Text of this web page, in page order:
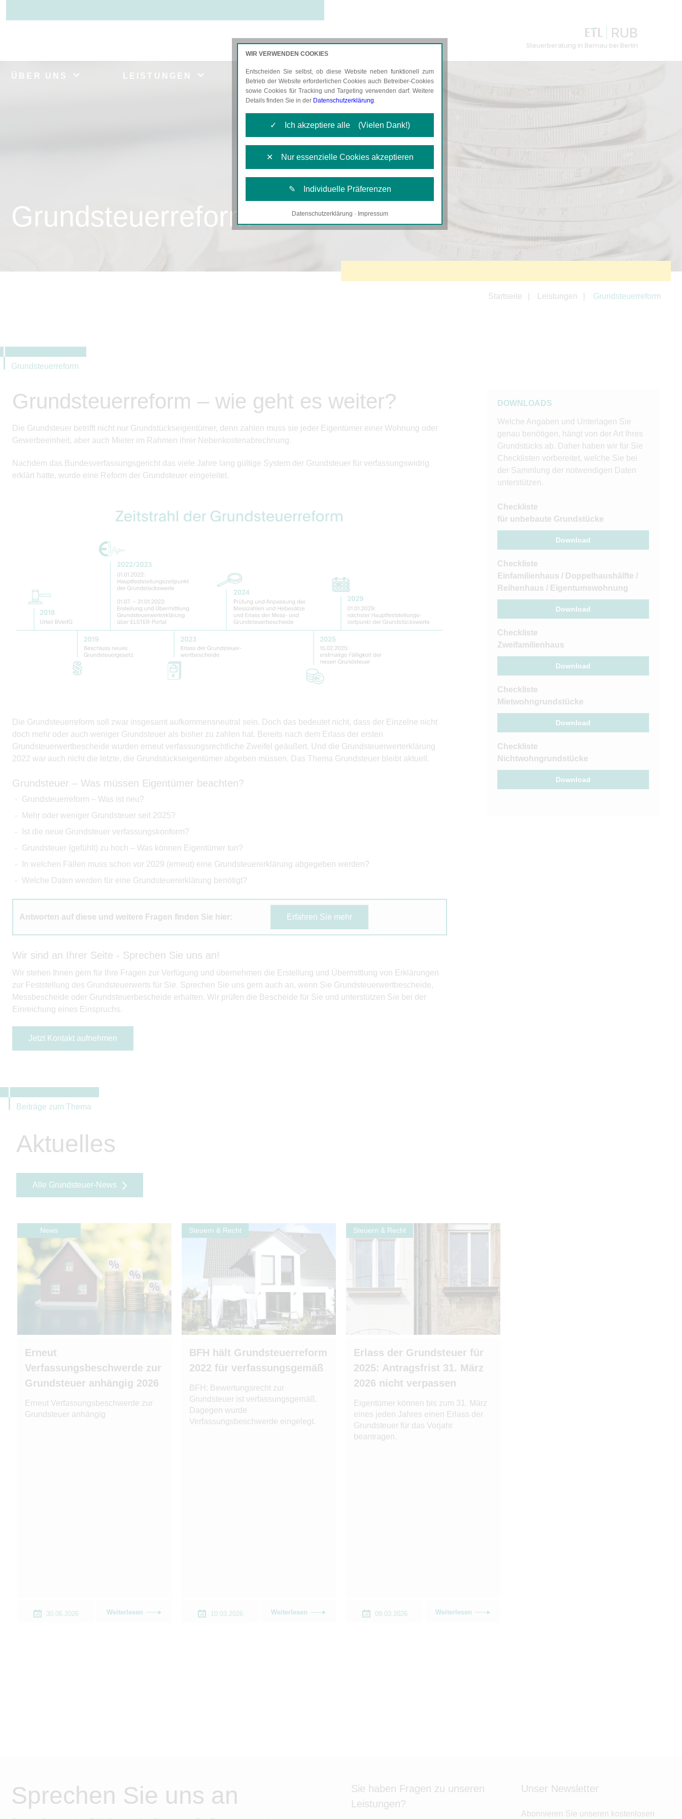
RUB
Steuerberatung in Bernau bei Berlin
ÜBER UNS LEISTUNGEN AKTUELLES KARRIERE
Grundsteuerreform
Startseite Leistungen Grundsteuerreform
Grundsteuerreform
Grundsteuerreform – wie geht es weiter?
Die Grundsteuer betrifft nicht nur Grundstückseigentümer, denn zahlen muss sie jeder Eigentümer einer Wohnung oder
Gewerbeeinheit, aber auch Mieter im Rahmen ihrer Nebenkostenabrechnung.
Nachdem das Bundesverfassungsgericht das viele Jahre lang gültige System der Grundsteuer für verfassungswidrig
erklärt hatte, wurde eine Reform der Grundsteuer eingeleitet.
Die Grundsteuerreform soll zwar insgesamt aufkommensneutral sein. Doch das bedeutet nicht, dass der Einzelne nicht
doch mehr oder auch weniger Grundsteuer als bisher zu zahlen hat. Bereits nach dem Erlass der ersten
Grundsteuerwertbescheide wurden erneut verfassungsrechtliche Zweifel geäußert. Und die Grundsteuerwerterklärung
2022 war auch nicht die letzte, die Grundstückseigentümer abgeben müssen. Das Thema Grundsteuer bleibt aktuell.
Grundsteuer – Was müssen Eigentümer beachten?
Grundsteuerreform – Was ist neu?
Mehr oder weniger Grundsteuer seit 2025?
Ist die neue Grundsteuer verfassungskonform?
Grundsteuer (gefühlt) zu hoch – Was können Eigentümer tun?
In welchen Fällen muss schon vor 2029 (erneut) eine Grundsteuererklärung abgegeben werden?
Welche Daten werden für eine Grundsteuererklärung benötigt?
Antworten auf diese und weitere Fragen finden Sie hier: Erfahren Sie mehr
Wir sind an Ihrer Seite - Sprechen Sie uns an!
Wir stehen Ihnen gern für Ihre Fragen zur Verfügung und übernehmen die Erstellung und Übermittlung von Erklärungen
zur Feststellung des Grundsteuerwerts für Sie. Sprechen Sie uns gern auch an, wenn Sie Grundsteuerwertbescheide,
Messbescheide oder Grundsteuerbescheide erhalten. Wir prüfen die Bescheide für Sie und unterstützen Sie bei der
Einreichung eines Einspruchs.
Jetzt Kontakt aufnehmen
DOWNLOADS
Welche Angaben und Unterlagen Sie
genau benötigen, hängt von der Art Ihres
Grundstücks ab. Daher haben wir für Sie
Checklisten vorbereitet, welche Sie bei
der Sammlung der notwendigen Daten
unterstützen.
Checkliste
für unbebaute Grundstücke
Download
Checkliste
Einfamilienhaus / Doppelhaushälfte /
Reihenhaus / Eigentumswohnung
Download
Checkliste
Zweifamilienhaus
Download
Checkliste
Mietwohngrundstücke
Download
Checkliste
Nichtwohngrundstücke
Download
Beiträge zum Thema
Aktuelles
Alle Grundsteuer-News
News
Erneut
Verfassungsbeschwerde zur
Grundsteuer anhängig 2026
Erneut Verfassungsbeschwerde zur
Grundsteuer anhängig
30.06.2026 Weiterlesen
Steuern & Recht
BFH hält Grundsteuerreform
2022 für verfassungsgemäß
BFH: Bewertungsrecht zur
Grundsteuer ist verfassungsgemäß.
Dagegen wurde
Verfassungsbeschwerde eingelegt.
10.03.2026 Weiterlesen
Steuern & Recht
Erlass der Grundsteuer für
2025: Antragsfrist 31. März
2026 nicht verpassen
Eigentümer können bis zum 31. März
eines jeden Jahres einen Erlass der
Grundsteuer für das Vorjahr
beantragen.
09.03.2026 Weiterlesen
Sprechen Sie uns an
Sie haben Fragen zu unseren
Leistungen?
Unser Newsletter
Abonnieren Sie unseren kostenlosen
WIR VERWENDEN COOKIES
Entscheiden Sie selbst, ob diese Website neben funktionell zum
Betrieb der Website erforderlichen Cookies auch Betreiber-Cookies
sowie Cookies für Tracking und Targeting verwenden darf. Weitere
Details finden Sie in der Datenschutzerklärung.
✓ Ich akzeptiere alle (Vielen Dank!)
✕ Nur essenzielle Cookies akzeptieren
✎ Individuelle Präferenzen
Notwendige Cookies
Datenschutzerklärung · Impressum